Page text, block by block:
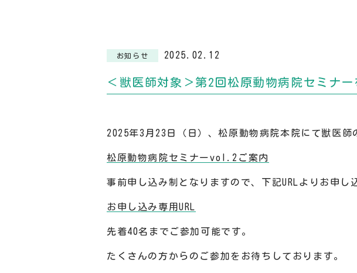
お知らせ 2025.02.12
＜獣医師対象＞第2回松原動物病院セミナー
2025年3月23日（日）、松原動物病院本院にて獣医
松原動物病院セミナーvol.2ご案内
事前申し込み制となりますので、下記URLよりお申し
お申し込み専用URL
先着40名までご参加可能です。
たくさんの方からのご参加をお待ちしております。